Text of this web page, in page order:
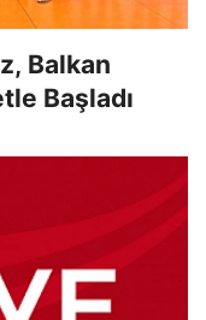
Balkan
Başladı